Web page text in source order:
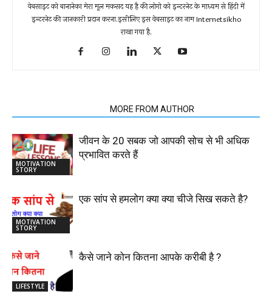
वेबसाइट को बानानेका मेरा मूल मकसद यह है की लोगो को इन्टरनेट के माध्यम से हिंदी में
इन्टरनेट की जानकारी प्रदान करना.इसीलिए इस वेबसाइट का नाम Internetsikho
राखा गया है.
MORE FROM AUTHOR
MOTIVATION
STORY
जीवन के 20 सबक जो आपकी सोच से भी अधिक
प्रभावित करते हैं
MOTIVATION
STORY
एक सांप से हमलोग क्या क्या चीजे सिख सकते है?
LIFESTYLE
कैसे जाने कोन कितना आपके करीबी है ?